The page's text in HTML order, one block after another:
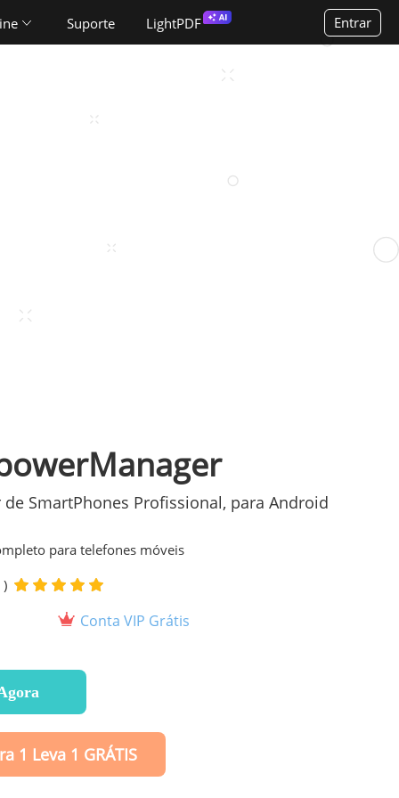
Suporte LightPDF Entrar
SmartPhones Profissional, para Android
para telefones móveis
Conta VIP Grátis
1 Leva 1 GRÁTIS